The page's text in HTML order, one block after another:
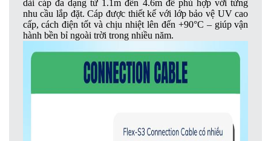
dài cáp đa dạng từ 1.1m đến 4.6m để phù hợp với từng
nhu cầu lắp đặt. Cáp được thiết kế với lớp bảo vệ UV cao
cấp, cách điện tốt và chịu nhiệt lên đến +90°C – giúp vận
hành bền bỉ ngoài trời trong nhiều năm.